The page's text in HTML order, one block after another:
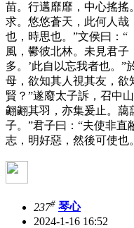
苗。行邁靡靡，中心搖搖
求。悠悠蒼天，此何人哉
也，時思也。”文侯曰：“
風，鬰彼北林。未見君
多。’此自以忘我者也。”
母，欲知其人視其友，欲
賢？”遂廢太子訴，召中
翽翽其羽，亦集爰止。藹
子。”君子曰：“夫使非直
志，明好惡，然後可使也
237# 琴心
2024-1-16 16:52